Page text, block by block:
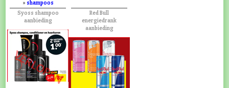
» shampoos
Syoss shampoo
aanbieding
VERLOPEN
Red Bull
energiedrank
aanbieding